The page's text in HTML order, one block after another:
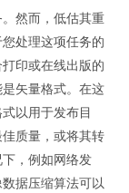
然而，低估其重
处理这项任务的
印或在线出版的
矢量格式。在这
以用于发布目
质量，或将其转
，例如网络发
据压缩算法可以